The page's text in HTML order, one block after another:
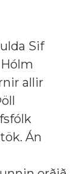
Sif
allir
Án